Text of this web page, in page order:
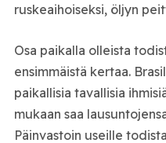
ruskeaihoiseksi, öljyn
Osa paikalla olleista
ensimmäistä kertaa.
paikallisia tavallisia
mukaan saa
Päinvastoin useille